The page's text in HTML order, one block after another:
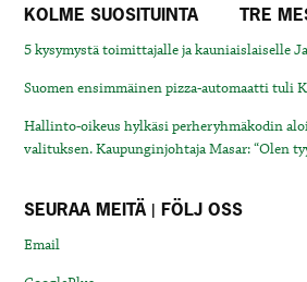
KOLME SUOSITUINTA TRE
5 kysymystä toimittajalle ja kauniaislaiselle
Suomen ensimmäinen pizza-automaatti tuli
Hallinto-oikeus hylkäsi perheryhmäkodin
valituksen. Kaupunginjohtaja Masar: “Olen
SEURAA MEITÄ | FÖLJ OSS
Email